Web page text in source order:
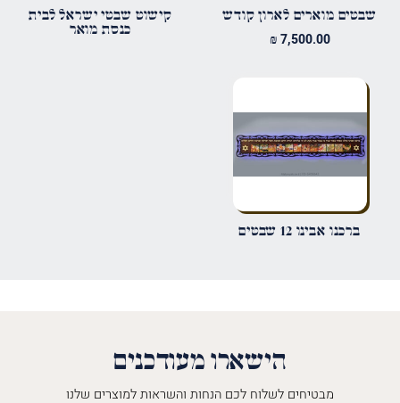
שמור בדפדפן זה את השם, האימייל והאתר שלי לפעם הבאה שאגיב.
שבטים מוארים לארון קודש
₪7,500.00
קישוט שבטי ישראל לבית
כנסת מואר
ברכנו אבינו 12 שבטים
הישארו מעודכנים
מבטיחים לשלוח לכם הנחות והשראות למוצרים שלנו